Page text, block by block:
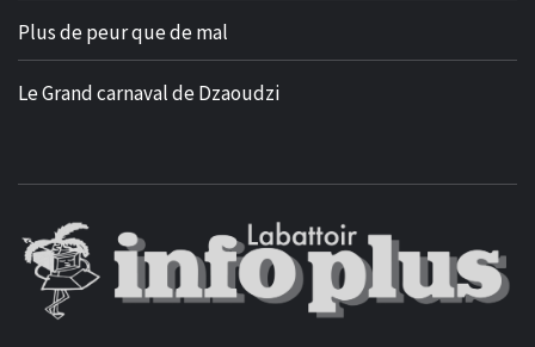
Plus de peur que de mal
Le Grand carnaval de Dzaoudzi